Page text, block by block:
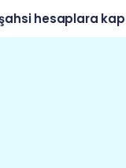
hesaplara